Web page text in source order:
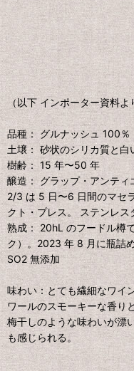
（以下 インポーター資料よ
品種： グルナッシュ 100％
土壌： 砂状のシリカ質と白
樹齢： 15 年〜50 年
醸造： グラップ・アンティ
2/3 は 5 日〜6 日間のマセ
クト・プレス。 ステンレス
熟成： 20hL のフードル樽
ク）。2023 年 8 月に瓶詰
SO2 無添加
味わい：とても繊細なワイ
ワールのスモーキーな香り
梅干しのような味わいが漂
も感じられる。